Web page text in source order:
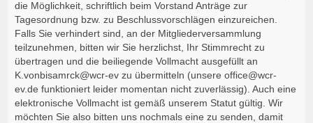
die Möglichkeit, schriftlich beim Vorstand Anträge zur
Tagesordnung bzw. zu Beschlussvorschlägen einzureichen.
Falls Sie verhindert sind, an der Mitgliederversammlung
teilzunehmen, bitten wir Sie herzlichst, Ihr Stimmrecht zu
übertragen und die beiliegende Vollmacht ausgefüllt an
K.vonbisamrck@wcr-ev zu übermitteln (unsere office@wcr-
ev.de funktioniert leider momentan nicht zuverlässig). Auch eine
elektronische Vollmacht ist gemäß unserem Statut gültig. Wir
möchten Sie also bitten uns nochmals eine zu senden, damit